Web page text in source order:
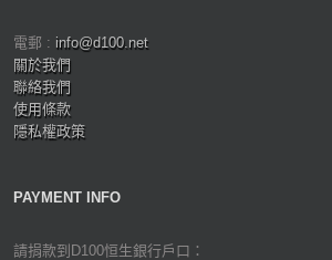
電郵 : info@d100.net
關於我們
聯絡我們
使用條款
隱私權政策
PAYMENT INFO
請捐款到D100恒生銀行戶口：